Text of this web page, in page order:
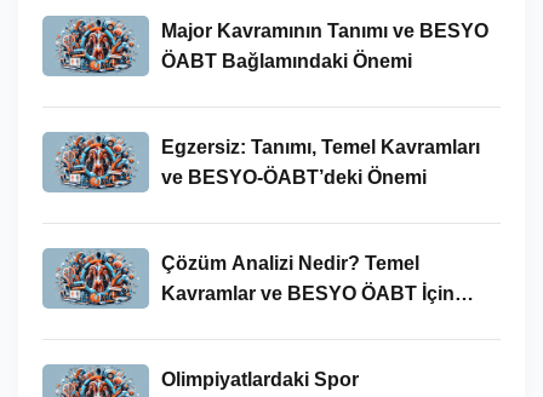
Major Kavramının Tanımı ve BESYO
ÖABT Bağlamındaki Önemi
Egzersiz: Tanımı, Temel Kavramları
ve BESYO-ÖABT’deki Önemi
Çözüm Analizi Nedir? Temel
Kavramlar ve BESYO ÖABT İçin
Olimpiyatlardaki Spor